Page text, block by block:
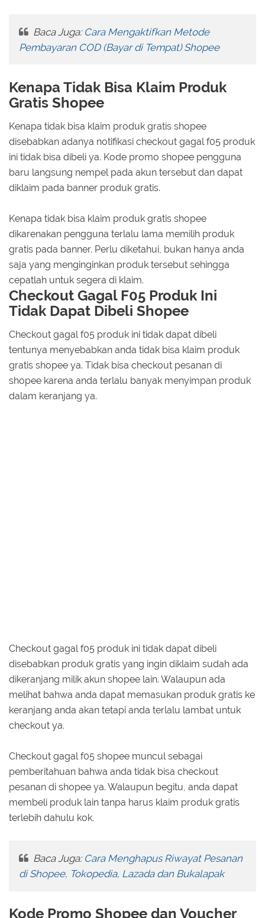
Baca Juga: Cara Mengaktifkan Metode
Pembayaran COD (Bayar di Tempat) Shopee
Kenapa Tidak Bisa Klaim Produk
Gratis Shopee
Kenapa tidak bisa klaim produk gratis shopee
disebabkan adanya notifikasi checkout gagal f05 produk
ini tidak bisa dibeli ya. Kode promo shopee pengguna
baru langsung nempel pada akun tersebut dan dapat
diklaim pada banner produk gratis.
Kenapa tidak bisa klaim produk gratis shopee
dikarenakan pengguna terlalu lama memilih produk
gratis pada banner. Perlu diketahui, bukan hanya anda
saja yang menginginkan produk tersebut sehingga
cepatlah untuk segera di klaim.
Checkout Gagal F05 Produk Ini
Tidak Dapat Dibeli Shopee
Checkout gagal f05 produk ini tidak dapat dibeli
tentunya menyebabkan anda tidak bisa klaim produk
gratis shopee ya. Tidak bisa checkout pesanan di
shopee karena anda terlalu banyak menyimpan produk
dalam keranjang ya.
Checkout gagal f05 produk ini tidak dapat dibeli
disebabkan produk gratis yang ingin diklaim sudah ada
dikeranjang milik akun shopee lain. Walaupun ada
melihat bahwa anda dapat memasukan produk gratis ke
keranjang anda akan tetapi anda terlalu lambat untuk
checkout ya.
Checkout gagal f05 shopee muncul sebagai
pemberitahuan bahwa anda tidak bisa checkout
pesanan di shopee ya. Walaupun begitu, anda dapat
membeli produk lain tanpa harus klaim produk gratis
terlebih dahulu kok.
Baca Juga: Cara Menghapus Riwayat Pesanan
di Shopee, Tokopedia, Lazada dan Bukalapak
Kode Promo Shopee dan Voucher